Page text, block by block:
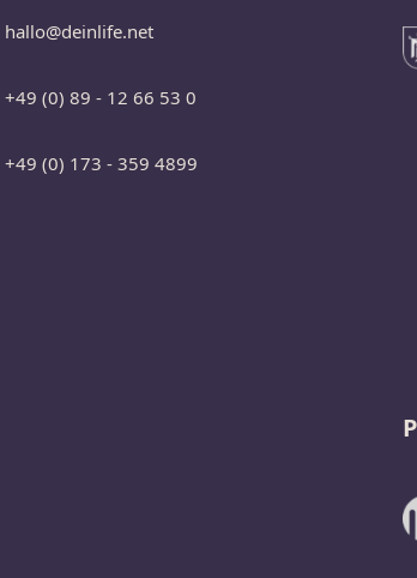
hallo@deinlife.net
+49 (0) 89 - 12 66 53 0
+49 (0) 173 - 359 4899